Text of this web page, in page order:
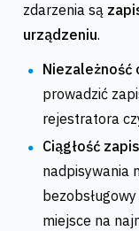
zdarzenia są
urządzeniu.
prowadzić
rejestratora
Ciągłość
nadpisywania
miejsce na